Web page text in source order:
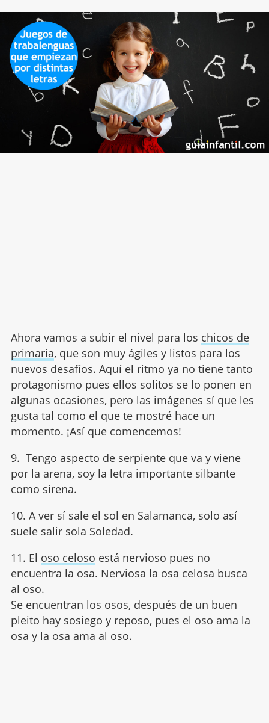
Ahora vamos a subir el nivel para los chicos de
primaria, que son muy ágiles y listos para los
nuevos desafíos. Aquí el ritmo ya no tiene tanto
protagonismo pues ellos solitos se lo ponen en
algunas ocasiones, pero las imágenes sí que les
gusta tal como el que te mostré hace un
momento. ¡Así que comencemos!
9. Tengo aspecto de serpiente que va y viene
por la arena, soy la letra importante silbante
como sirena.
10. A ver sí sale el sol en Salamanca, solo así
suele salir sola Soledad.
11. El oso celoso está nervioso pues no
encuentra la osa. Nerviosa la osa celosa busca
al oso.
Se encuentran los osos, después de un buen
pleito hay sosiego y reposo, pues el oso ama la
osa y la osa ama al oso.